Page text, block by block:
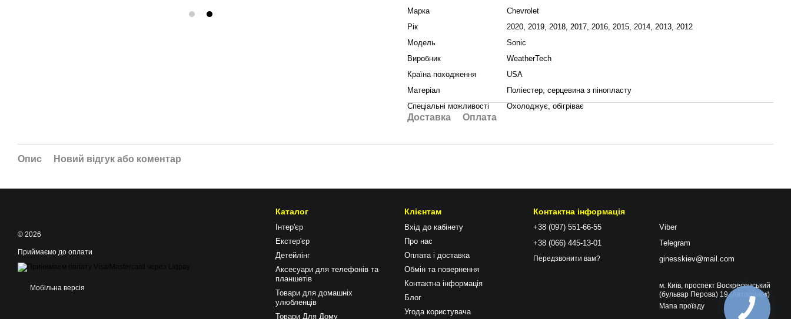
Марка
Chevrolet
Рік
2020, 2019, 2018, 2017, 2016, 2015, 2014, 2013, 2012
Модель
Sonic
Виробник
WeatherTech
Країна походження
USA
Матеріал
Поліестер, серцевина з пінопласту
Спеціальні можливості
Охолоджує, обігріває
Доставка Оплата
Опис Новий відгук або коментар
© 2026
Приймаємо до оплати
Мобільна версія
Каталог
Інтер'єр
Екстер'єр
Детейлінг
Аксесуари для телефонів та
планшетів
Товари для домашніх
улюбленців
Товари Для Дому
Клієнтам
Вхід до кабінету
Про нас
Оплата і доставка
Обмін та повернення
Контактна інформація
Блог
Угода користувача
Контактна інформація
+38 (097) 551-66-55
+38 (066) 445-13-01
Передзвонити вам?
Viber
Telegram
ginesskiev@mail.com
м. Київ, проспект Воскресенський
(бульвар Перова) 19 (Авторинок)
Мапа проїзду